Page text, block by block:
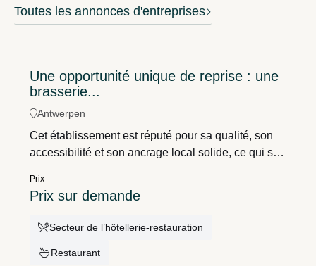
Toutes les annonces d'entreprises
Une opportunité unique de reprise : une
brasserie...
Antwerpen
Cet établissement est réputé pour sa qualité, son
accessibilité et son ancrage local solide, ce qui se
Prix
Prix sur demande
Secteur de l’hôtellerie-restauration
Restaurant